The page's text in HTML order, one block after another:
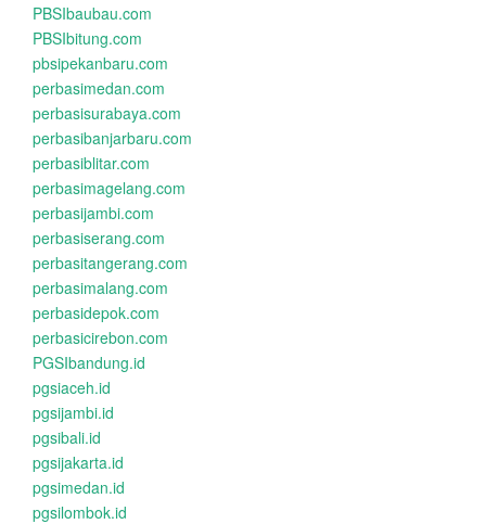
PBSIbaubau.com
PBSIbitung.com
pbsipekanbaru.com
perbasimedan.com
perbasisurabaya.com
perbasibanjarbaru.com
perbasiblitar.com
perbasimagelang.com
perbasijambi.com
perbasiserang.com
perbasitangerang.com
perbasimalang.com
perbasidepok.com
perbasicirebon.com
PGSIbandung.id
pgsiaceh.id
pgsijambi.id
pgsibali.id
pgsijakarta.id
pgsimedan.id
pgsilombok.id